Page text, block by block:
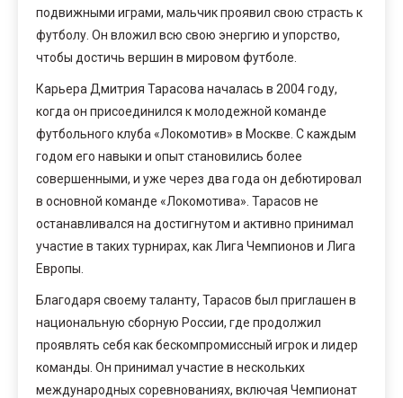
подвижными играми, мальчик проявил свою страсть к
футболу. Он вложил всю свою энергию и упорство,
чтобы достичь вершин в мировом футболе.
Карьера Дмитрия Тарасова началась в 2004 году,
когда он присоединился к молодежной команде
футбольного клуба «Локомотив» в Москве. С каждым
годом его навыки и опыт становились более
совершенными, и уже через два года он дебютировал
в основной команде «Локомотива». Тарасов не
останавливался на достигнутом и активно принимал
участие в таких турнирах, как Лига Чемпионов и Лига
Европы.
Благодаря своему таланту, Тарасов был приглашен в
национальную сборную России, где продолжил
проявлять себя как бескомпромиссный игрок и лидер
команды. Он принимал участие в нескольких
международных соревнованиях, включая Чемпионат